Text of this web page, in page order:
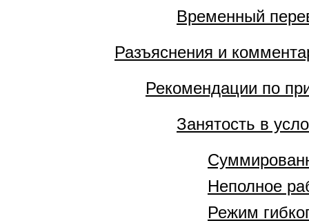
Временный
Разъяснения и
Рекомендации по
Занятость в
Неполное
Режим